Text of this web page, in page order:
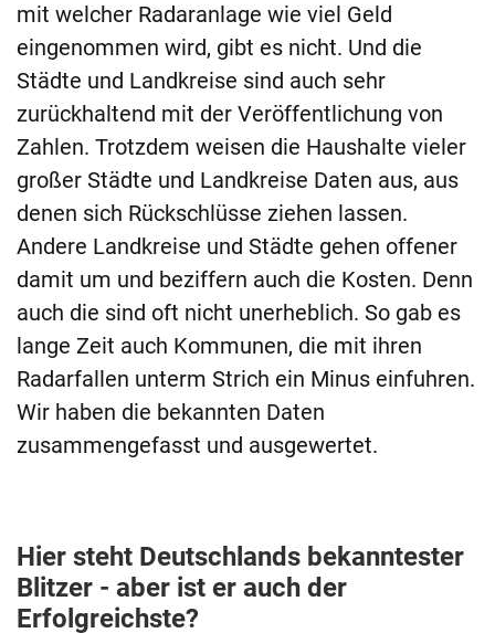
mit welcher Radaranlage wie viel Geld
eingenommen wird, gibt es nicht. Und die
Städte und Landkreise sind auch sehr
zurückhaltend mit der Veröffentlichung von
Zahlen. Trotzdem weisen die Haushalte vieler
großer Städte und Landkreise Daten aus, aus
denen sich Rückschlüsse ziehen lassen.
Andere Landkreise und Städte gehen offener
damit um und beziffern auch die Kosten. Denn
auch die sind oft nicht unerheblich. So gab es
lange Zeit auch Kommunen, die mit ihren
Radarfallen unterm Strich ein Minus einfuhren.
Wir haben die bekannten Daten
zusammengefasst und ausgewertet.
Hier steht Deutschlands bekanntester
Blitzer - aber ist er auch der
Erfolgreichste?